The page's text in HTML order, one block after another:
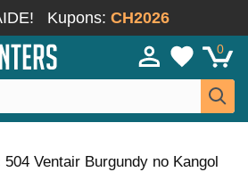
Kupons: CH2026
0
Ventair Burgundy no Kangol